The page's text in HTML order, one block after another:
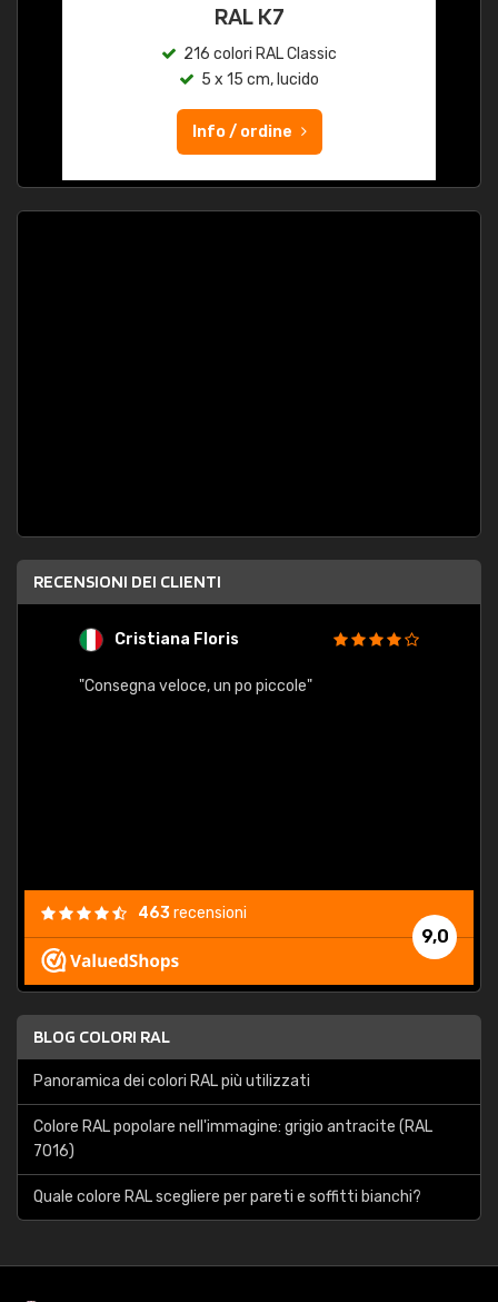
RAL K7
216 colori RAL Classic
5 x 15 cm, lucido
Info / ordine
RECENSIONI DEI CLIENTI
Cristiana Floris
"Consegna veloce, un po piccole"
9,0
463recensioni
BLOG COLORI RAL
Panoramica dei colori RAL più utilizzati
Colore RAL popolare nell'immagine: grigio antracite (RAL
7016)
Quale colore RAL scegliere per pareti e soffitti bianchi?